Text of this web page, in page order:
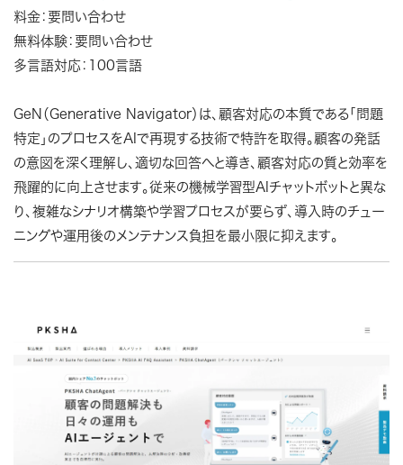
料金：要問い合わせ
無料体験：要問い合わせ
多言語対応：100言語
GeN（Generative Navigator）は、顧客対応の本質である「問題
特定」のプロセスをAIで再現する技術で特許を取得。顧客の発話
の意図を深く理解し、適切な回答へと導き、顧客対応の質と効率を
飛躍的に向上させます。従来の機械学習型AIチャットボットと異な
り、複雑なシナリオ構築や学習プロセスが要らず、導入時のチュー
ニングや運用後のメンテナンス負担を最小限に抑えます。